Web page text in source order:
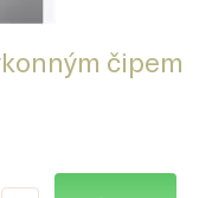
čipem